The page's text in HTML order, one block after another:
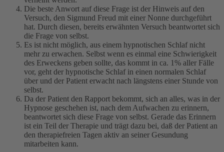
Die beste Anwort auf diese Frage ist der Hinweis auf den
Versuch, den Sigmund Freud mit einer Nonne durchgeführt
hat. Durch diesen, bereits erwähnten Versuch beantwortet sich
die Frage von selbst.
Es ist nicht möglich, aus einem hypnotischen Schlaf nicht
mehr zu erwachen. Selbst wenn es einmal eine Schwierigkeit
des Erweckens geben sollte, das kommt in ca. 1% aller Fälle
vor, geht der hypnotische Schlaf in einen normalen Schlaf
über und der Patient erwacht nach längstens einer Stunde von
selbst.
Da der Patient den Rapport bekommt, sich an alles, was in der
Hypnose geschehen ist, nach dem Aufwachen zu erinnern,
beantwortet sich diese Frage von selbst. Gerade das Erinnern
ist ein Teil der Therapie und trägt dazu bei, daß der Patient an
den therapiefreien Tagen aktiv an seiner Gesundung
mitarbeiten kann.